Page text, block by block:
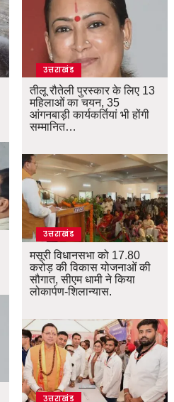
उत्तराखंड
तीलू रौतेली पुरस्कार के लिए 13
महिलाओं का चयन, 35
आंगनबाड़ी कार्यकर्तियां भी होंगी
सम्मानित…
उत्तराखंड
मसूरी विधानसभा को 17.80
करोड़ की विकास योजनाओं की
सौगात, सीएम धामी ने किया
लोकार्पण-शिलान्यास.
उत्तराखंड